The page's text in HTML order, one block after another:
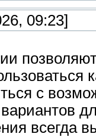
09:23]
с
всегда